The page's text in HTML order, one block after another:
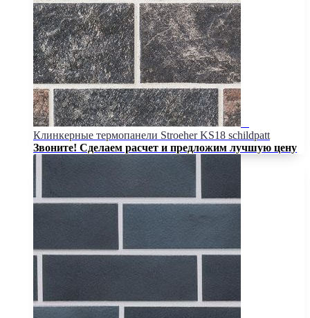
Клинкерные термопанели Stroeher KS18 schildpatt
Звоните! Сделаем расчет и предложим лучшую цену